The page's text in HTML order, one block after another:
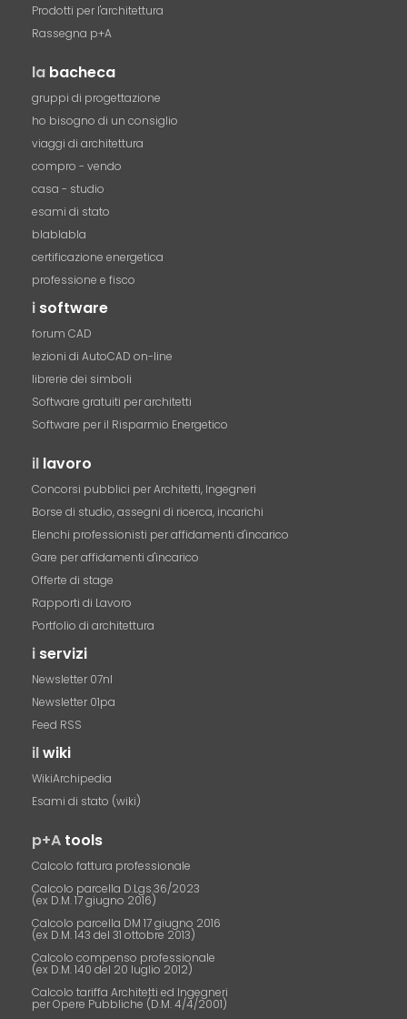
Prodotti per l'architettura
Rassegna p+A
la bacheca
gruppi di progettazione
ho bisogno di un consiglio
viaggi di architettura
compro - vendo
casa - studio
esami di stato
blablabla
certificazione energetica
professione e fisco
i software
forum CAD
lezioni di AutoCAD on-line
librerie dei simboli
Software gratuiti per architetti
Software per il Risparmio Energetico
il lavoro
Concorsi pubblici per Architetti, Ingegneri
Borse di studio, assegni di ricerca, incarichi
Elenchi professionisti per affidamenti d'incarico
Gare per affidamenti d'incarico
Offerte di stage
Rapporti di Lavoro
Portfolio di architettura
i servizi
Newsletter 07nl
Newsletter 01pa
Feed RSS
ilwiki
WikiArchipedia
Esami di stato (wiki)
p+A tools
Calcolo fattura professionale
Calcolo parcella D.Lgs.36/2023
(ex D.M. 17 giugno 2016)
Calcolo parcella DM 17 giugno 2016
(ex D.M. 143 del 31 ottobre 2013)
Calcolo compenso professionale
(ex D.M. 140 del 20 luglio 2012)
Calcolo tariffa Architetti ed Ingegneri
per Opere Pubbliche (D.M. 4/4/2001)